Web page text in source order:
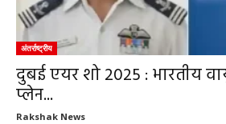
अंतर्राष्ट्रीय
दुबई एयर शो 2025 : भारतीय
प्लेन...
Rakshak News